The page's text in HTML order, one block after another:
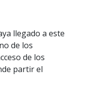
llegado a este
de los
de los
partir el